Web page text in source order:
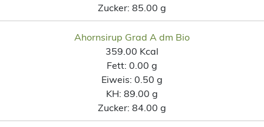
Zucker: 85.00 g
Ahornsirup Grad A dm Bio
359.00 Kcal
Fett: 0.00 g
Eiweis: 0.50 g
KH: 89.00 g
Zucker: 84.00 g